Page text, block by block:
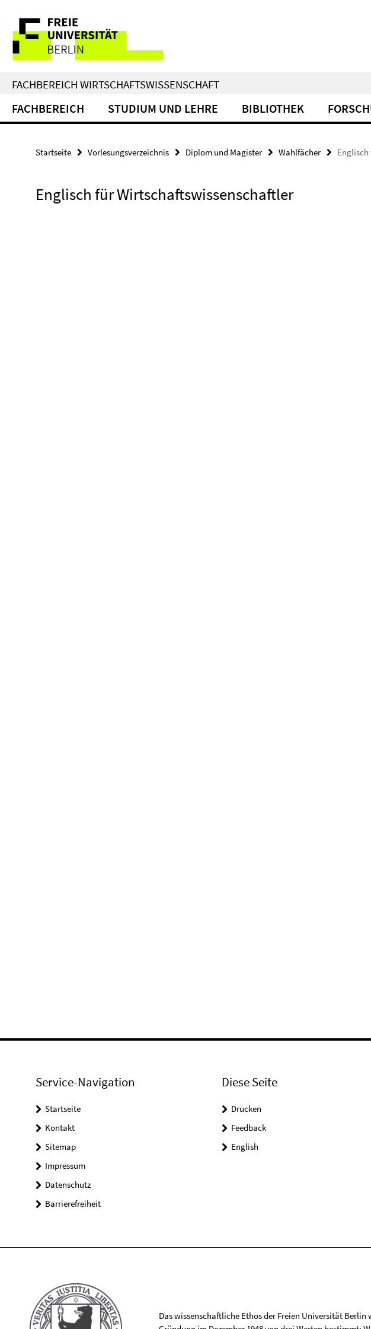
direkt
Inhalt
Service-
Navigation
FACHBEREICH WIRTSCHAFTSWISSENSCHAFT
FACHBEREICH STUDIUM UND LEHRE BIBLIOTHEK
Startseite Vorlesungsverzeichnis Diplom und Magister Wahlfächer
Englisch für Wirtschaftswissenschaftler
Service-Navigation
Startseite
Kontakt
Sitemap
Impressum
Datenschutz
Barrierefreiheit
Diese Seite
Drucken
Feedback
English
Das wissenschaftliche Ethos der Freien Universität Berlin